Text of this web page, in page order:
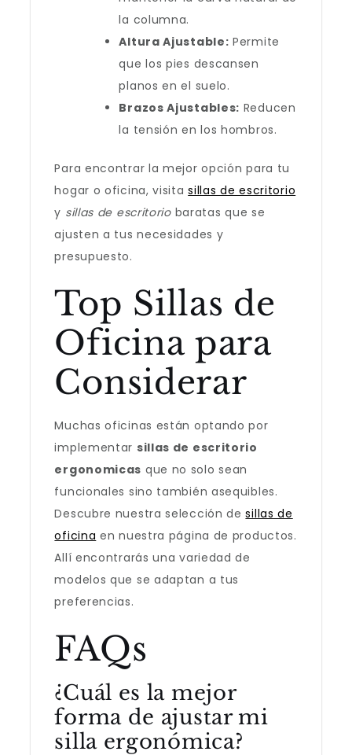
la columna.
Altura Ajustable: Permite
que los pies descansen
planos en el suelo.
Brazos Ajustables: Reducen
la tensión en los hombros.
Para encontrar la mejor opción para tu
hogar o oficina, visitasillas de escritorio
y sillas de escritoriobaratas que se
ajusten a tus necesidades y
presupuesto.
Top Sillas de
Oficina para
Considerar
Muchas oficinas están optando por
implementar sillas de escritorio
ergonomicas que no solo sean
funcionales sino también asequibles.
Descubre nuestra selección desillas de
oficina en nuestra página de productos.
Allí encontrarás una variedad de
modelos que se adaptan a tus
preferencias.
FAQs
¿Cuál es la mejor
forma de ajustar mi
silla ergonómica?